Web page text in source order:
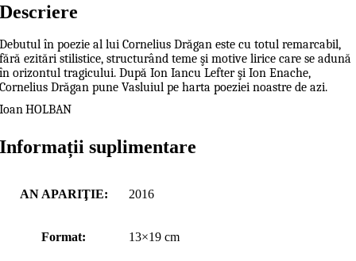
Descriere
Debutul în poezie al lui Cornelius Drăgan este cu totul remarcabil,
fără ezitări stilistice, structurând teme şi motive lirice care se adună
în orizontul tragicului. După Ion Iancu Lefter şi Ion Enache,
Cornelius Drăgan pune Vasluiul pe harta poeziei noastre de azi.
Ioan HOLBAN
Informații suplimentare
AN APARIŢIE: 2016
Format: 13×19 cm